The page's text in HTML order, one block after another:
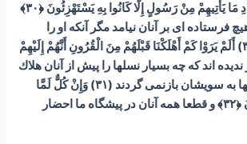
” يَا حَسْرَةً عَلَى الْعِبَادِ مَا يَأْتِيهِمْ مِنْ رَسُولٍ إِلَّا كَانُوا بِهِ يَسْتَهْزِئُونَ ﴿۳۰﴾
فرستاده‏ اى بر آنان نيامد مگر آنكه او را
ريشخند میکردند (۳۰) أَلَمْ يَرَوْا كَمْ أَهْلَكْنَا قَبْلَهُمْ مِنَ الْقُرُونِ أَنَّهُمْ إِلَيْهِمْ
﴿۳۱﴾ مگر نديده‏ اند كه چه بسيار نسلها را پيش از آنان هلاك
گردانيديم كه ديگر آنها به سويشان بازنمى‏ گردند (۳۱) وَإِنْ كُلٌّ لَمَّا
جَمِيعٌ لَدَيْنَا مُحْضَرُونَ ﴿۳۲﴾ و قطعا همه آنان در پيشگاه ما احضار